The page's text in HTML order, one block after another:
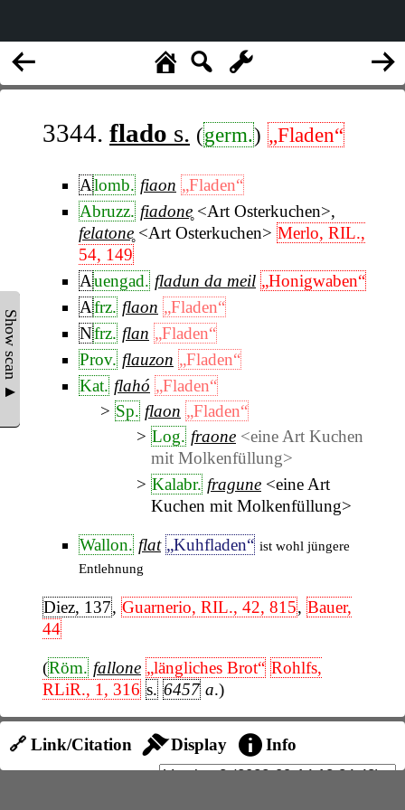
Show scan ▲
3344. flado s. (germ.) „Fladen“
Alomb. fiaon „Fladen“
Abruzz. fiadone̥ <Art Osterkuchen>,
felatone̥ <Art Osterkuchen> Merlo, RIL.,
54, 149
Auengad. fladun da meil „Honigwaben“
Afrz. flaon „Fladen“
Nfrz. flan „Fladen“
Prov. flauzon „Fladen“
Kat. flahó „Fladen“
Sp. flaon „Fladen“
Log. fraone <eine Art Kuchen
mit Molkenfüllung>
Kalabr. fragune <eine Art
Kuchen mit Molkenfüllung>
Wallon. flat „Kuhfladen“ ist wohl jüngere
Entlehnung
Diez, 137, Guarnerio, RIL., 42, 815, Bauer,
44
(Röm. fallone „längliches Brot“ Rohlfs,
RLiR., 1, 316 s. 6457 a.)
🔗 Link/Citation Display Info